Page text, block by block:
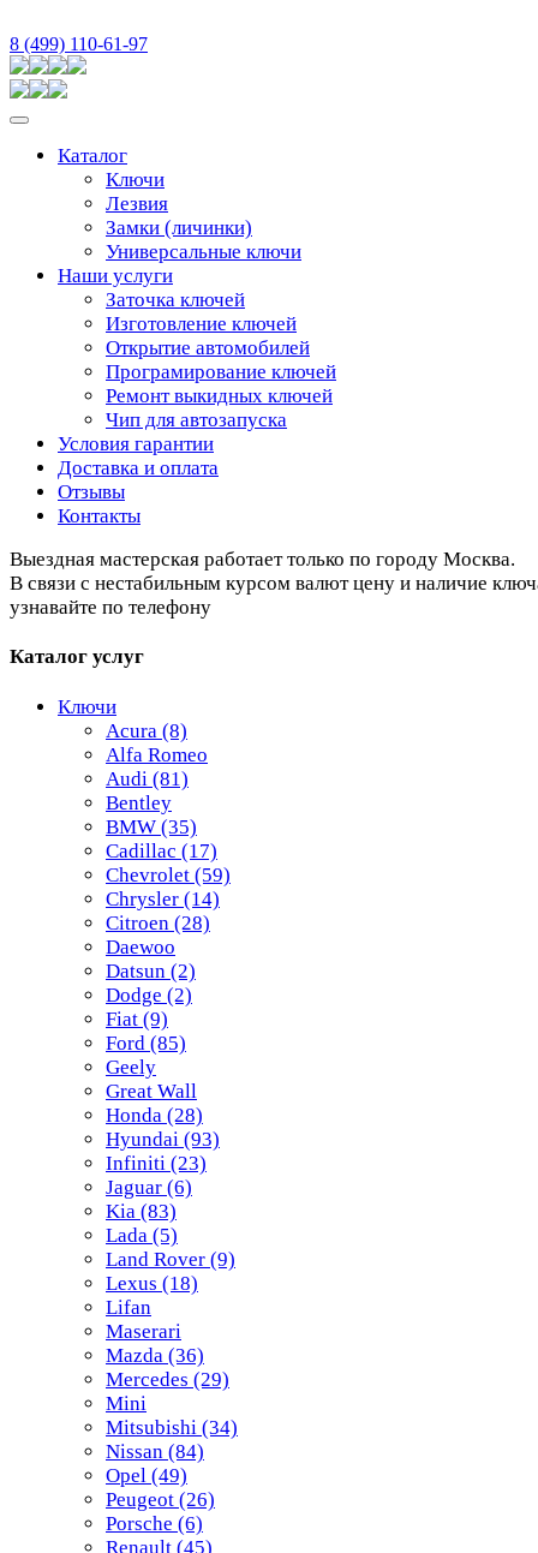
8 (499) 110-61-97
Каталог
Ключи
Лезвия
Замки (личинки)
Универсальные ключи
Наши услуги
Заточка ключей
Изготовление ключей
Открытие автомобилей
Програмирование ключей
Ремонт выкидных ключей
Чип для автозапуска
Условия гарантии
Доставка и оплата
Отзывы
Контакты
Выездная мастерская работает только по городу Москва.
В связи с нестабильным курсом валют цену и наличие
узнавайте по телефону
Каталог услуг
Ключи
Acura (8)
Alfa Romeo
Audi (81)
Bentley
BMW (35)
Cadillac (17)
Chevrolet (59)
Chrysler (14)
Citroen (28)
Daewoo
Datsun (2)
Dodge (2)
Fiat (9)
Ford (85)
Geely
Great Wall
Honda (28)
Hyundai (93)
Infiniti (23)
Jaguar (6)
Kia (83)
Lada (5)
Land Rover (9)
Lexus (18)
Lifan
Maserari
Mazda (36)
Mercedes (29)
Mini
Mitsubishi (34)
Nissan (84)
Opel (49)
Peugeot (26)
Porsche (6)
Renault (45)